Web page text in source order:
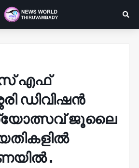
എഫ്
ഡിവിഷന്‍
ജൂലൈ
.